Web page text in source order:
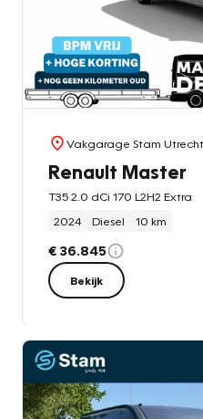
Vakgarage Stam Utrecht
Renault Master
T35 2.0 dCi 170 L2H2 Extra
2024
Diesel 10 km
€ 36.845
Bekijk